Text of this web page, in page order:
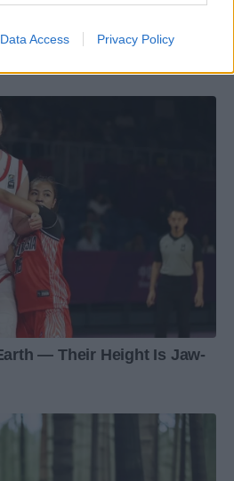
Data Access Privacy Policy